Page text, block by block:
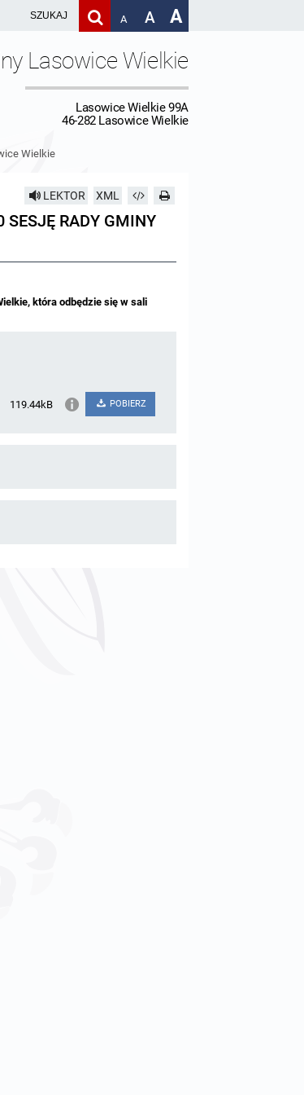
A A A
Lasowice Wielkie
Lasowice Wielkie 99A
46-282 Lasowice Wielkie
Wielkie
LEKTOR XML
SESJĘ RADY GMINY
która odbędzie się w sali
119.44kB POBIERZ